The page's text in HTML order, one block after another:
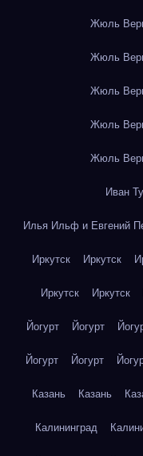
Жюль
Жюль
Жюль
Жюль
Жюль
Иван
Илья Ильф и Евгений
Иркутск Иркутск
Иркутск Иркутск
Йогурт Йогурт
Йогурт Йогурт
Казань Казань
Калининград